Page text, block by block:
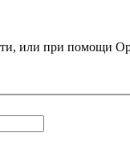
или при помощи